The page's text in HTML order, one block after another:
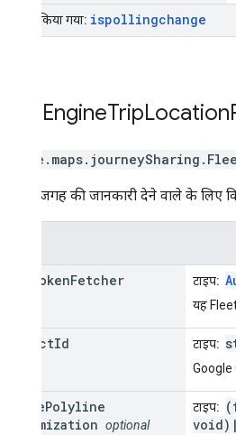
इनहेरिट किया गया: ispollingchange
EngineTripLocation
google.maps.journeySharing .
यात्रा की जगह की जानकारी देने वाले के लिए
TokenFetcher टाइप:
यह
projectId टाइप:
Google
activePolyline
Customization optional
टाइप:
void)|